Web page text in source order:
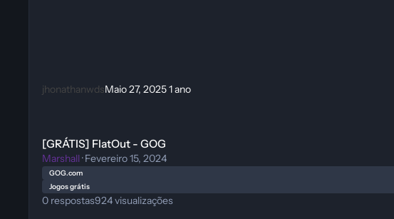
jhonathanwdsMaio 27, 20251 ano
[GRÁTIS] FlatOut - GOG
Marshall·Fevereiro 15, 2024
GOG.com
Jogos grátis
0 respostas924visualizações